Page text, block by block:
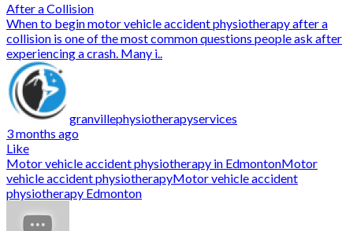
After a Collision
When to begin motor vehicle accident physiotherapy after a
collision is one of the most common questions people ask after
experiencing a crash. Many i..
granvillephysiotherapyservices
3 months ago
Like
Motor vehicle accident physiotherapy in EdmontonMotor
vehicle accident physiotherapyMotor vehicle accident
physiotherapy Edmonton